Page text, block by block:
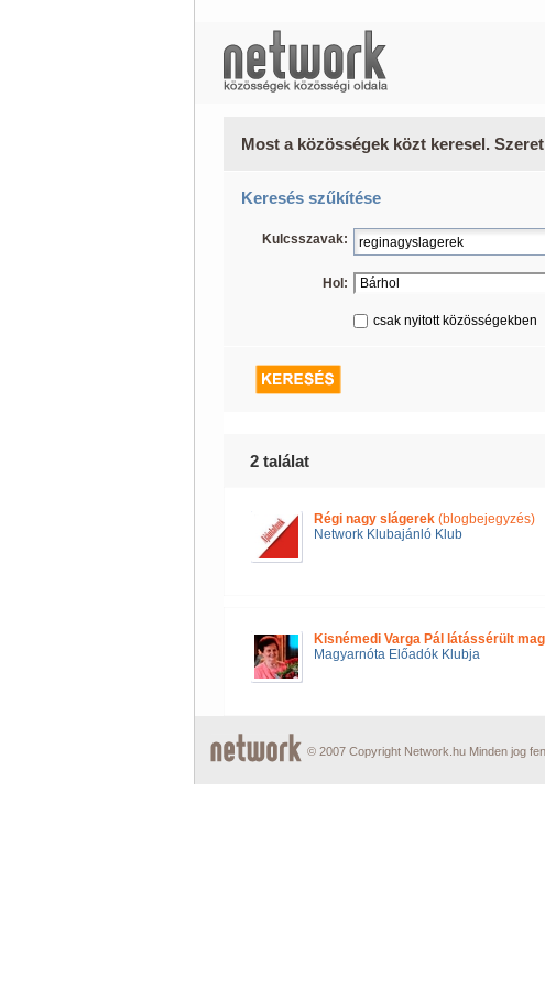
Most a közösségek közt keresel.
Keresés szűkítése
Kulcsszavak:
Hol:
csak nyitott közösségekben
2 találat
Régi nagy slágerek(blogbejegyzés)
Network Klubajánló Klub
Kisnémedi Varga Pál látássérült
Magyarnóta Előadók Klubja
© 2007 Copyright Network.hu Minden jog